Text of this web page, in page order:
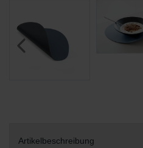
Artikelbeschreibung